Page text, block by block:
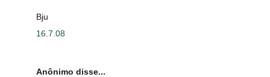
Bju
16.7.08
Anônimo disse...